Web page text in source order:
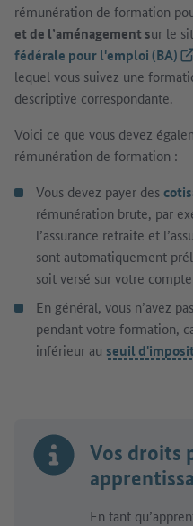
rémunération de formation
et de l’aménagement sur le
fédérale pour l'emploi (BA)
lequel vous suivez une
descriptive correspondante.
Voici ce que vous devez
rémunération de formation :
Vous devez payer des
rémunération brute, par
l’assurance retraite et
sont automatiquement
soit versé sur votre
En général, vous n’avez
pendant votre formation,
inférieur au seuil
Vos droits
En tant